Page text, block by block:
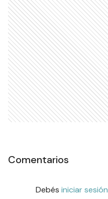
Comentarios
Debés iniciar sesión